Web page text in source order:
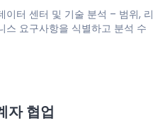
이터 센터 및 기술 분석 – 범위, 리
스 요구사항을 식별하고 분석 수
자 협업